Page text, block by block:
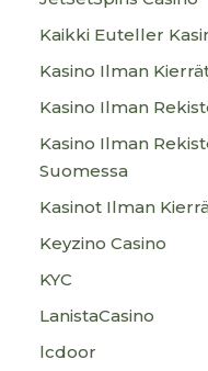
Kaikki Euteller
Kasino Ilman
Kasino Ilman
Kasino Ilman
Suomessa
Kasinot Ilman
Keyzino Casino
KYC
LanistaCasino
lcdoor